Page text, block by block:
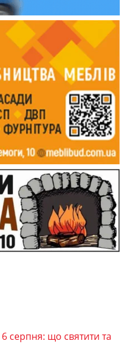
серпня: що святити та